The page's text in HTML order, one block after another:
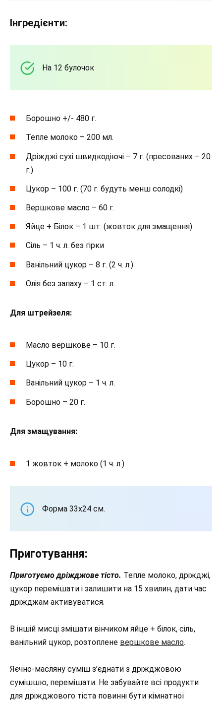
Інгредієнти:
На 12 булочок
Борошно +/- 480 г.
Тепле молоко – 200 мл.
Дріжджі сухі швидкодіючі – 7 г. (пресованих – 20
г.)
Цукор – 100 г. (70 г. будуть менш солодкі)
Вершкове масло – 60 г.
Яйце + Білок – 1 шт. (жовток для змащення)
Сіль – 1 ч. л. без гірки
Ванільний цукор – 8 г. (2 ч. л.)
Олія без запаху – 1 ст. л.
Для штрейзеля:
Масло вершкове – 10 г.
Цукор – 10 г.
Ванільний цукор – 1 ч. л.
Борошно – 20 г.
Для змащування:
1 жовток + молоко (1 ч. л.)
Форма 33х24 см.
Приготування:
Приготуємо дріжджове тісто. Тепле молоко, дріжджі,
цукор перемішати і залишити на 15 хвилин, дати час
дріжджам активуватися.
В іншій мисці змішати вінчиком яйце + білок, сіль,
ванільний цукор, розтоплене вершкове масло.
Яєчно-масляну суміш з’єднати з дріжджовою
сумішшю, перемішати. Не забувайте всі продукти
для дріжджового тіста повинні бути кімнатної